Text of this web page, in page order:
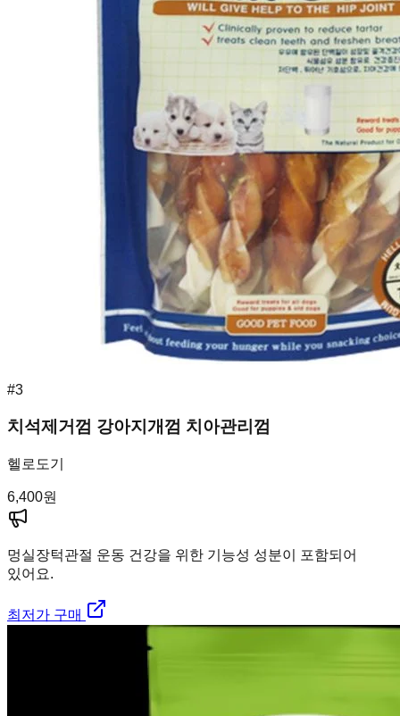
#3
치석제거껌 강아지개껌 치아관리껌
헬로도기
6,400원
멍실장턱관절 운동 건강을 위한 기능성 성분이 포함되어
있어요.
최저가 구매